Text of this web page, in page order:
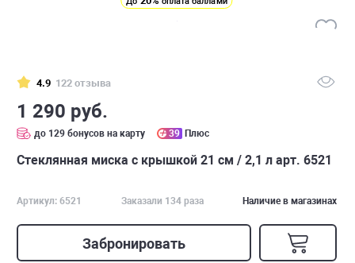
4.9 122 отзыва
1 290 руб.
до 129 бонусов на карту 39 Плюс
Стеклянная миска с крышкой 21 см / 2,1 л арт. 6521
Артикул: 6521 Заказали 134 раза Наличие в магазинах
Забронировать